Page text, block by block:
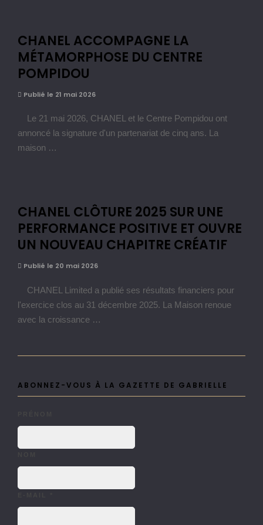
CHANEL ACCOMPAGNE LA
MÉTAMORPHOSE DU CENTRE
POMPIDOU
Publié le 21 mai 2026
Le 21 mai 2026, CHANEL et le Centre Pompidou ont
annoncé la signature d'un partenariat de cinq ans. La
maison …
CHANEL CLÔTURE 2025 SUR UNE
PERFORMANCE POSITIVE ET OUVRE
UN NOUVEAU CHAPITRE CRÉATIF
Publié le 20 mai 2026
CHANEL Limited a publié ses résultats financiers pour
l'exercice clos au 31 décembre 2025. La Maison renoue
avec la croissance …
ABONNEZ-VOUS À LA GAZETTE DE GABRIELLE